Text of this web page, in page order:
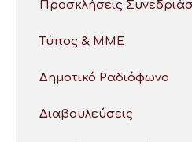
Προσκλήσεις
Τύπος & ΜΜΕ
Δημοτικό Ραδιόφωνο
Διαβουλεύσεις